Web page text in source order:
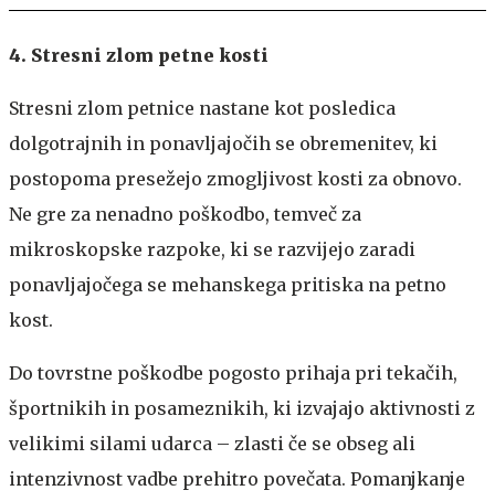
4. Stresni zlom petne kosti
Stresni zlom petnice nastane kot posledica
dolgotrajnih in ponavljajočih se obremenitev, ki
postopoma presežejo zmogljivost kosti za obnovo.
Ne gre za nenadno poškodbo, temveč za
mikroskopske razpoke, ki se razvijejo zaradi
ponavljajočega se mehanskega pritiska na petno
kost.
Do tovrstne poškodbe pogosto prihaja pri tekačih,
športnikih in posameznikih, ki izvajajo aktivnosti z
velikimi silami udarca – zlasti če se obseg ali
intenzivnost vadbe prehitro povečata. Pomanjkanje